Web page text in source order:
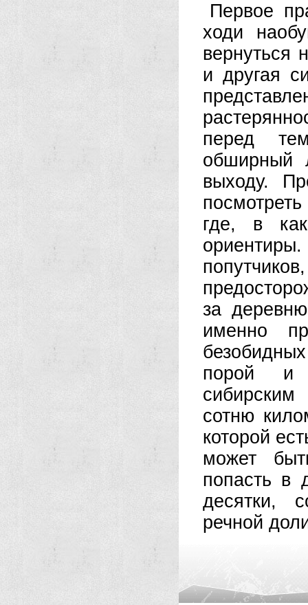
Первое
ходи
вернуться
и другая
перед
обширный
выходу.
где, в
за
именно
порой и
сотню
которой
может
попасть в
десятки,
речной